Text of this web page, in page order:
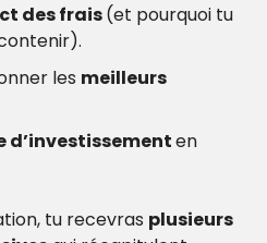
des frais (et pourquoi tu
les meilleurs
en
tu recevras plusieurs